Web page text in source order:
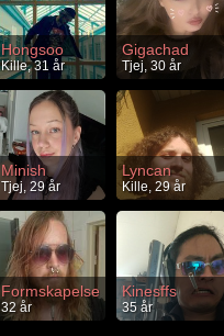
Hongsoo
Kille, 31 år
Gigachad
Tjej, 30 år
Minish
Tjej, 29 år
Lyncan
Kille, 29 år
Formskapelse
32 år
Kinesffs
35 år